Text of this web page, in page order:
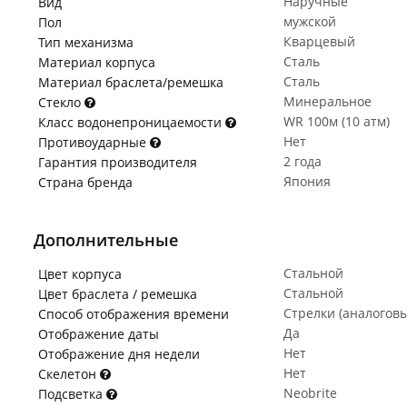
Пол
мужской
Тип механизма
Кварцевый
Материал корпуса
Сталь
Материал браслета/ремешка
Сталь
Стекло
Минеральное
Класс водонепроницаемости
WR 100м (10 атм)
Противоударные
Нет
Гарантия производителя
2 года
Страна бренда
Япония
Дополнительные
Цвет корпуса
Стальной
Цвет браслета / ремешка
Стальной
Способ отображения времени
Стрелки
Отображение даты
Да
Отображение дня недели
Нет
Скелетон
Нет
Подсветка
Neobrite